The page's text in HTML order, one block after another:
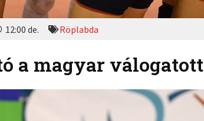
12:00 de. Röplabda
a magyar válogatott